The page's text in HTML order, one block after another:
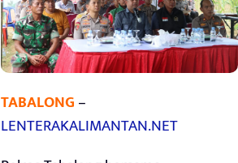
TABALONG–
LENTERAKALIMANTAN.NET